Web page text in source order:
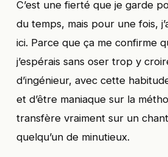
C’est une fierté que je garde
du temps, mais pour une fois,
ici. Parce que ça me confirme
j’espérais sans oser trop y
d’ingénieur, avec cette
et d’être maniaque sur la
transfère vraiment sur un
quelqu’un de minutieux.